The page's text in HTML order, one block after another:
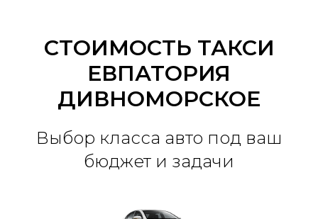
СТОИМОСТЬ ТАКСИ
ЕВПАТОРИЯ
ДИВНОМОРСКОЕ
Выбор класса авто под ваш
бюджет и задачи